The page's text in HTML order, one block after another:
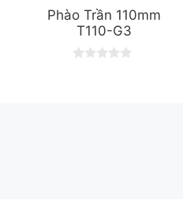
Phào Trần 110mm
T110-G3